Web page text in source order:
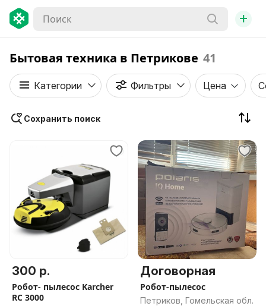
+
Бытовая техника в Петрикове 41
Категории Фильтры Цена
Сохранить поиск
300 р.
Робот- пылесос Karcher
RC 3000
Договорная
Робот-пылесос
Петриков, Гомельская обл.